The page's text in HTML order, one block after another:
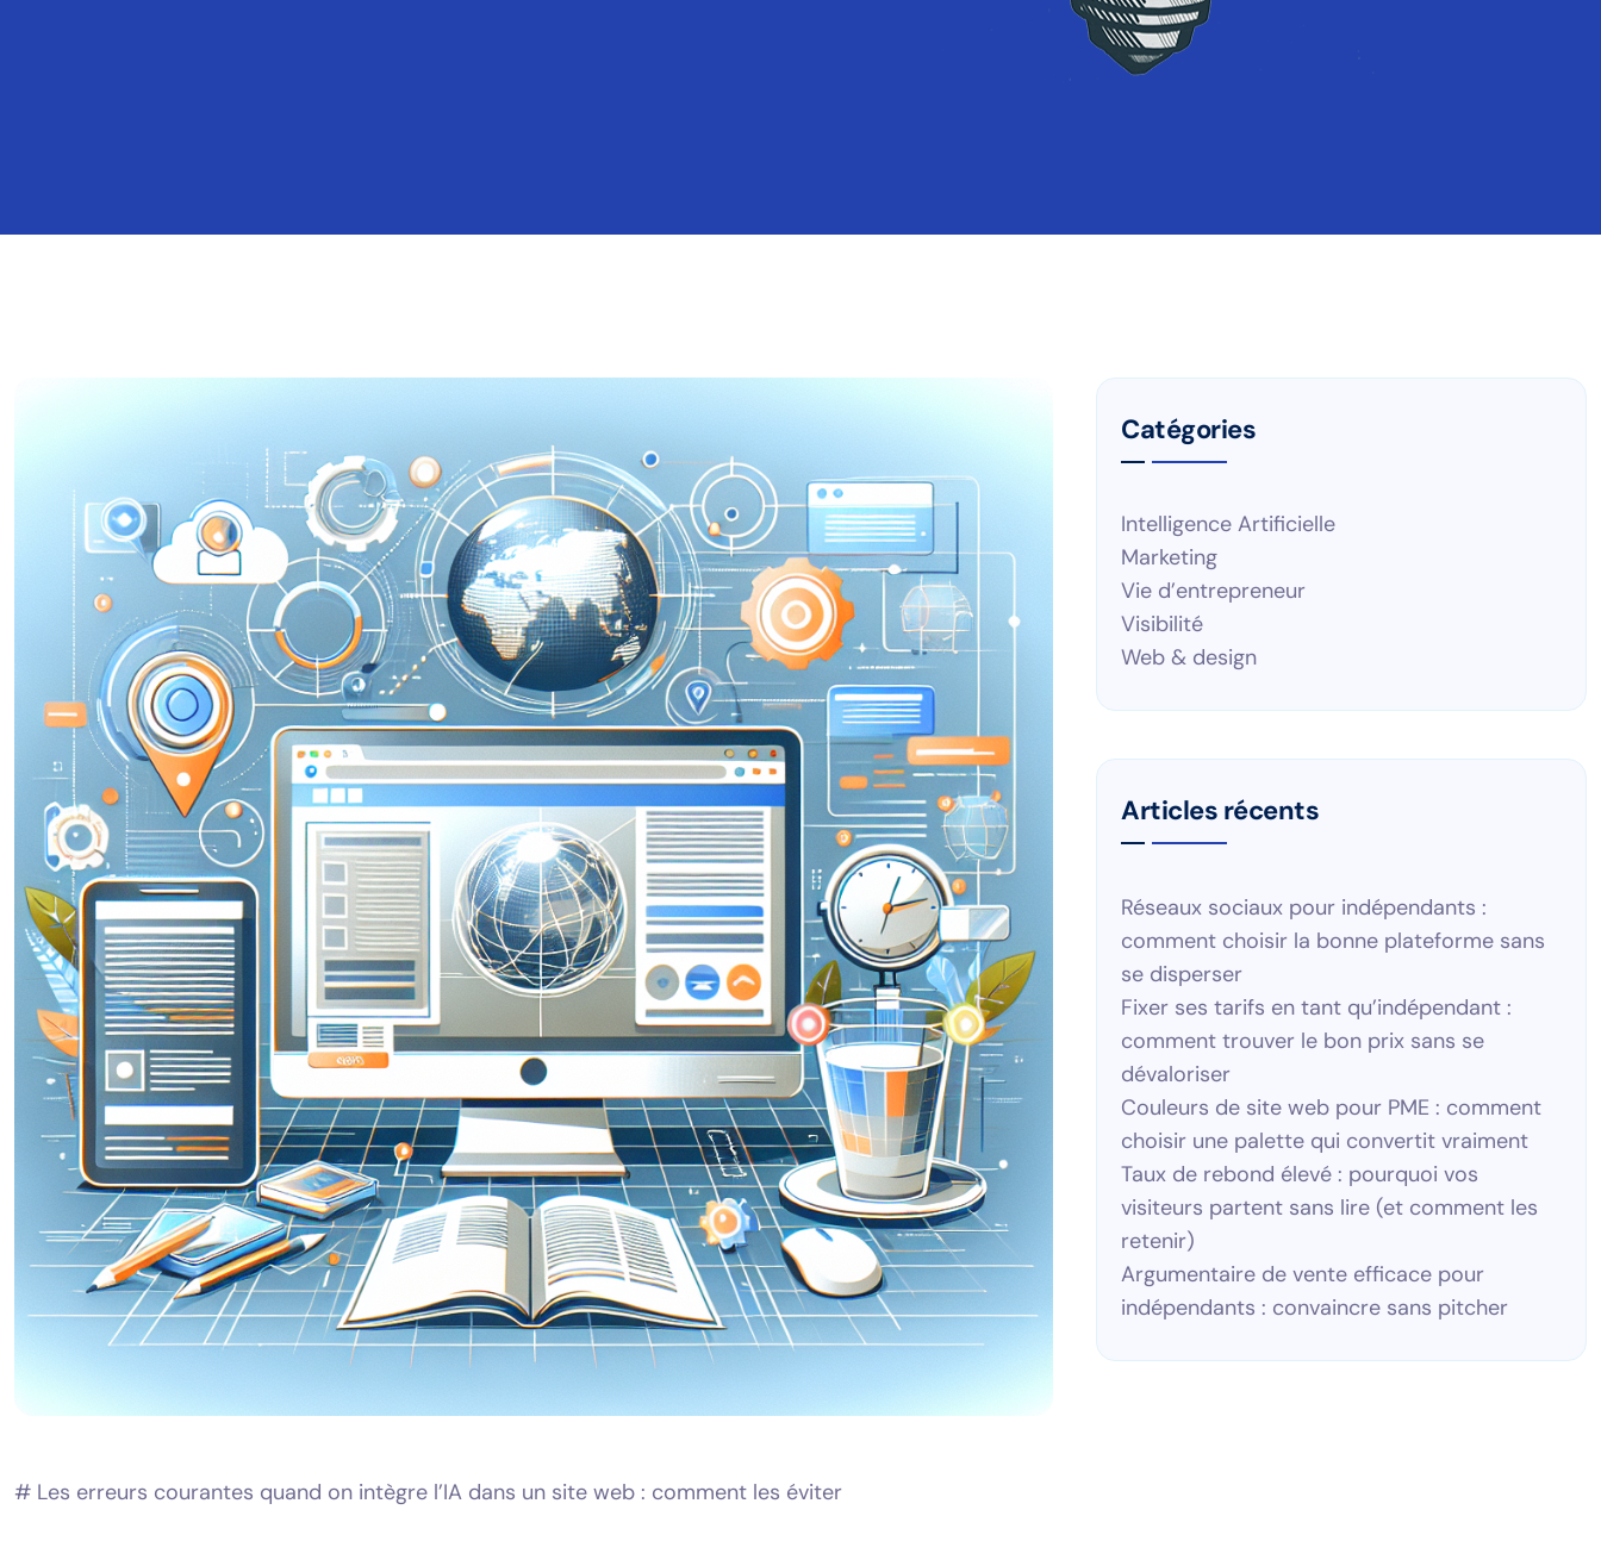
# Les erreurs courantes quand on intègre l’IA dans un site web : comment les éviter
Catégories
Intelligence Artificielle
Marketing
Vie d’entrepreneur
Visibilité
Web & design
Articles récents
Réseaux sociaux pour indépendants :
comment choisir la bonne plateforme sans
se disperser
Fixer ses tarifs en tant qu’indépendant :
comment trouver le bon prix sans se
dévaloriser
Couleurs de site web pour PME : comment
choisir une palette qui convertit vraiment
Taux de rebond élevé : pourquoi vos
visiteurs partent sans lire (et comment les
retenir)
Argumentaire de vente efficace pour
indépendants : convaincre sans pitcher